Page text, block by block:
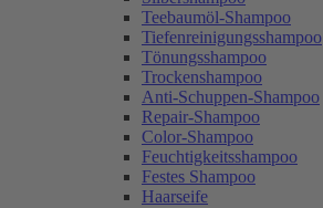
Teebaumöl-Shampoo
Tiefenreinigungsshampoo
Tönungsshampoo
Trockenshampoo
Anti-Schuppen-Shampoo
Repair-Shampoo
Color-Shampoo
Feuchtigkeitsshampoo
Festes Shampoo
Haarseife